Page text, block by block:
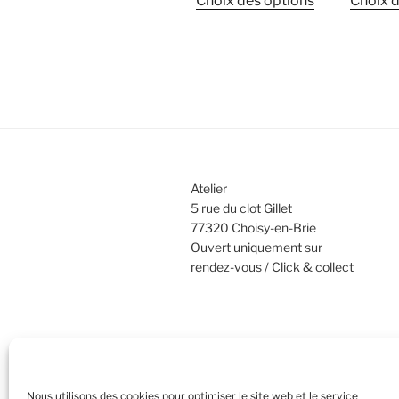
Nous utilisons des cookies pour optimiser le site web et le service
la
page
du
Atelier
5 rue du clot Gillet
77320 Choisy-en-Brie
Ouvert uniquement sur
rendez-vous / Click & collect